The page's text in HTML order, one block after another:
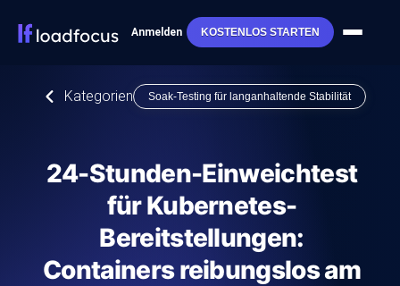
Anmelden KOSTENLOS STARTEN
Kategorien Soak-Testing für langanhaltende Stabilität
24-Stunden-Einweichtest
für Kubernetes-
Bereitstellungen:
Containers reibungslos am